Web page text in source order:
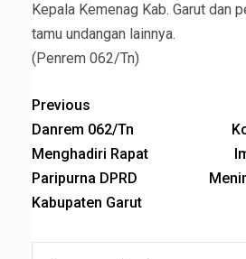
Kepala Kemenag Kab. Garut dan
tamu undangan lainnya.
(Penrem 062/Tn)
Previous
Danrem 062/Tn
Menghadiri Rapat
Paripurna DPRD
Kabupaten Garut